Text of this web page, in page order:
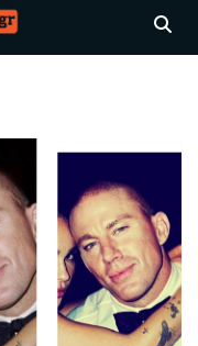
τη
Ελλάδα και